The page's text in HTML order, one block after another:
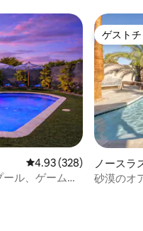
評価
す。
レビュー328件、5つ星
4.93 (328)
ル、ゲームル
ゲスト
ゲスト
ノースラ
砂漠のオ